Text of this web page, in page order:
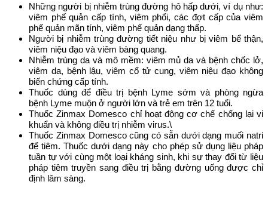
Những người bị nhiễm trùng đường hô hấp dưới, ví dụ như:
viêm phế quản cấp tính, viêm phổi, các đợt cấp của viêm
phế quản mãn tính, viêm phế quản dạng thấp.
Người bị nhiễm trùng đường tiết niệu như bị viêm bể thận,
viêm niệu đạo và viêm bàng quang.
Nhiễm trùng da và mô mềm: viêm mủ da và bệnh chốc lở,
viêm da, bệnh lậu, viêm cổ tử cung, viêm niệu đạo không
biến chứng cấp tính.
Thuốc dùng để điều trị bệnh Lyme sớm và phòng ngừa
bệnh Lyme muộn ở người lớn và trẻ em trên 12 tuổi.
Thuốc Zinmax Domesco chỉ hoạt động cơ chế chống lại vi
khuẩn và không điều trị nhiễm virus.\
Thuốc Zinmax Domesco cũng có sẵn dưới dạng muối natri
để tiêm. Thuốc dưới dạng này cho phép sử dụng liệu pháp
tuần tự với cùng một loại kháng sinh, khi sự thay đổi từ liệu
pháp tiêm truyền sang điều trị bằng đường uống được chỉ
định lâm sàng.